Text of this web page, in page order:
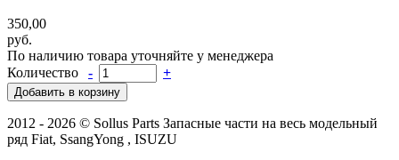
350,00
руб.
По наличию товара уточняйте у менеджера
Количество
- +
2012 - 2026 © Sollus Parts Запасные части на весь модельный
ряд Fiat, SsangYong , ISUZU